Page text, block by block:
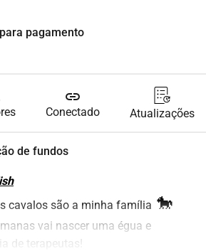
pagamento
link
Conectado Atualizações
de fundos
cavalos são a minha família 🐎
vai nascer uma égua e
de terapeutas!